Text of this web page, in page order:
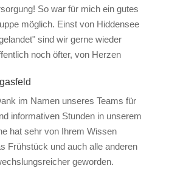
So war für mich ein gutes
möglich. Einst von Hiddensee
sind wir gerne wieder
noch öfter, von Herzen
im Namen unseres Teams für
informativen Stunden in unserem
hat sehr von Ihrem Wissen
Frühstück und auch alle anderen
geworden.